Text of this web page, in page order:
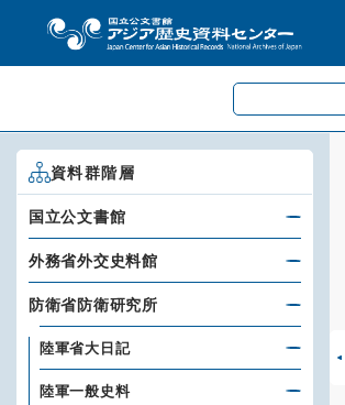
資料群階層
国立公文書館
外務省外交史料館
防衛省防衛研究所
陸軍省大日記
陸軍一般史料